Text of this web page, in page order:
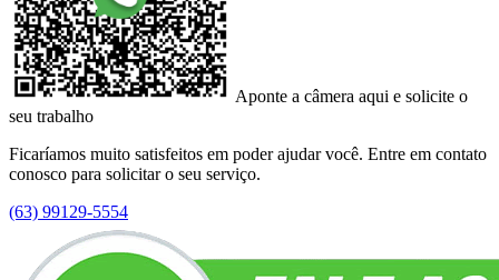
Aponte a câmera aqui e solicite o
seu trabalho
Ficaríamos muito satisfeitos em poder ajudar você. Entre em contato
conosco para solicitar o seu serviço.
(63) 99129-5554